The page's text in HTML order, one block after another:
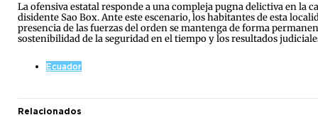
La ofensiva estatal responde a una compleja pugna delictiva en
disidente Sao Box. Ante este escenario, los habitantes de esta
presencia de las fuerzas del orden se mantenga de forma
sostenibilidad de la seguridad en el tiempo y los resultados
Ecuador
Relacionados